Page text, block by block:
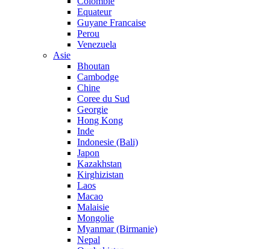
Equateur
Guyane Francaise
Perou
Venezuela
Asie
Bhoutan
Cambodge
Chine
Coree du Sud
Georgie
Hong Kong
Inde
Indonesie (Bali)
Japon
Kazakhstan
Kirghizistan
Laos
Macao
Malaisie
Mongolie
Myanmar (Birmanie)
Nepal